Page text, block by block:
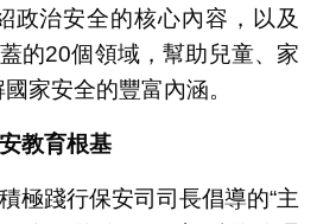
政治安全的核心內容，以及
的20個領域，幫助兒童、家
家安全的豐富內涵。
教育根基
極踐行保安司司長倡導的“主